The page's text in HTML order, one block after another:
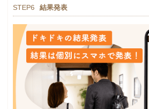
STEP6 結果発表